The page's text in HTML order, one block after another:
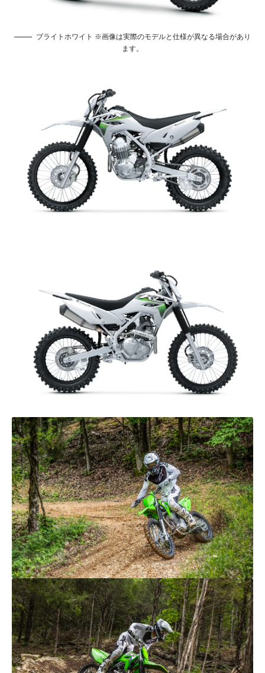
ブライトホワイト ※画像は実際のモデルと仕様が異なる場合があり
ます。